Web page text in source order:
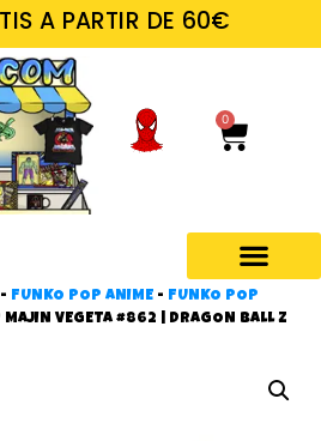
A PARTIR DE 60€
0
- FUNKO POP ANIME - FUNKO POP
MAJIN VEGETA #862 | DRAGON BALL Z